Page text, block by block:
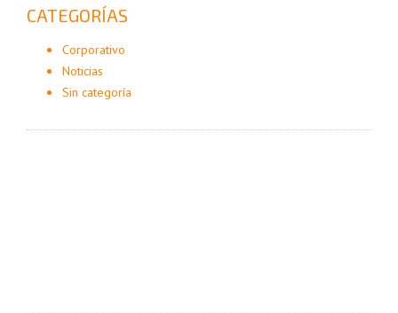
CATEGORÍAS
Corporativo
Noticias
Sin categoría